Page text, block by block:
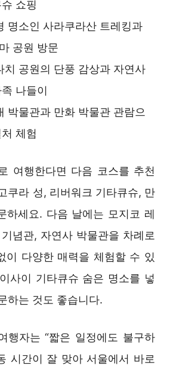
쇼핑
명소인 사라쿠라산 트레킹과
공원 방문
치 공원의 단풍 감상과 자연사
나들이
박물관과 만화 박물관 관람으
체험
여행한다면 다음 코스를 추천
쿠라 성, 리버워크 기타큐슈, 만
하세요. 다음 날에는 모지코 레
념관, 자연사 박물관을 차례로
이 다양한 매력을 체험할 수 있
사이 기타큐슈 숨은 명소를 넣
하는 것도 좋습니다.
행자는 “짧은 일정에도 불구하
시간이 잘 맞아 서울에서 바로